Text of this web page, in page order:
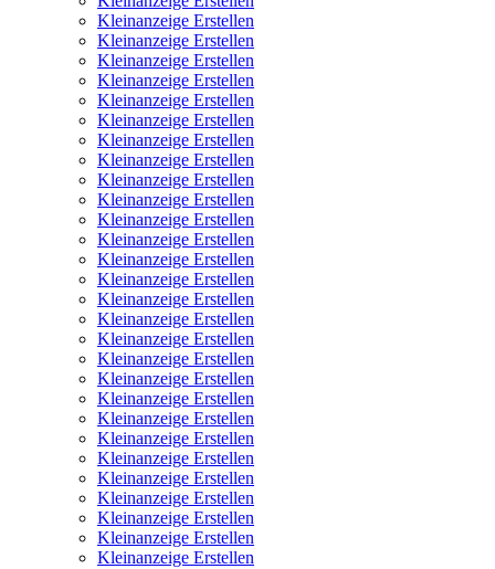
Kleinanzeige Erstellen
Kleinanzeige Erstellen
Kleinanzeige Erstellen
Kleinanzeige Erstellen
Kleinanzeige Erstellen
Kleinanzeige Erstellen
Kleinanzeige Erstellen
Kleinanzeige Erstellen
Kleinanzeige Erstellen
Kleinanzeige Erstellen
Kleinanzeige Erstellen
Kleinanzeige Erstellen
Kleinanzeige Erstellen
Kleinanzeige Erstellen
Kleinanzeige Erstellen
Kleinanzeige Erstellen
Kleinanzeige Erstellen
Kleinanzeige Erstellen
Kleinanzeige Erstellen
Kleinanzeige Erstellen
Kleinanzeige Erstellen
Kleinanzeige Erstellen
Kleinanzeige Erstellen
Kleinanzeige Erstellen
Kleinanzeige Erstellen
Kleinanzeige Erstellen
Kleinanzeige Erstellen
Kleinanzeige Erstellen